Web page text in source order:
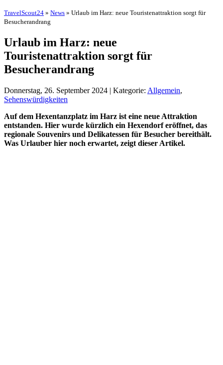
TravelScout24 » News » Urlaub im Harz: neue Touristenattraktion sorgt für
Besucherandrang
Urlaub im Harz: neue
Touristenattraktion sorgt für
Besucherandrang
Donnerstag, 26. September 2024 | Kategorie: Allgemein,
Sehenswürdigkeiten
Auf dem Hexentanzplatz im Harz ist eine neue Attraktion
entstanden. Hier wurde kürzlich ein Hexendorf eröffnet, das
regionale Souvenirs und Delikatessen für Besucher bereithält.
Was Urlauber hier noch erwartet, zeigt dieser Artikel.